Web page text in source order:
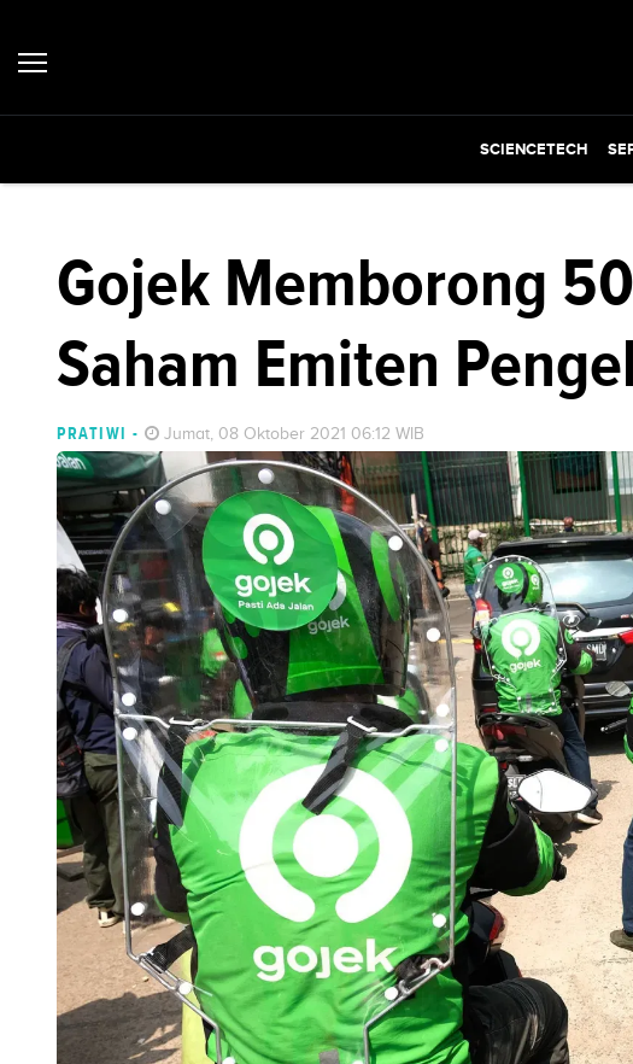
SCIENCETECH
Gojek Memborong
Saham Emiten
PRATIWI - Jumat, 08 Oktober 2021 06:12 WIB